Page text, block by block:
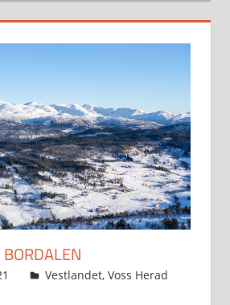
Svein
Vestlandet, Voss Herad